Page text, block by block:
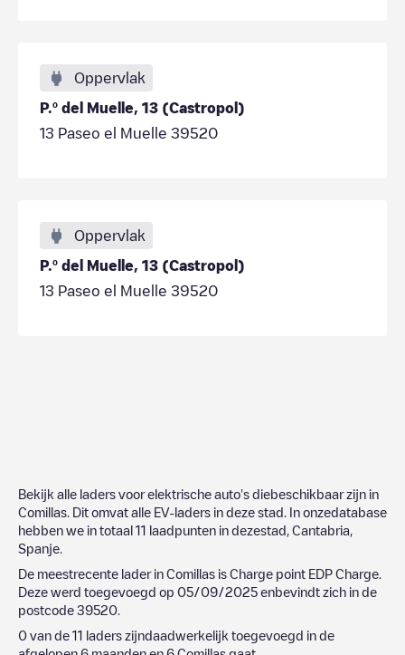
Oppervlak
P.º del Muelle, 13 (Castropol)
13 Paseo el Muelle 39520
Oppervlak
P.º del Muelle, 13 (Castropol)
13 Paseo el Muelle 39520
Bekijk alle laders voor elektrische auto's diebeschikbaar zijn in
Comillas . Dit omvat alle EV-laders in deze stad. In onzedatabase
hebben we in totaal 11 laadpunten in dezestad, Cantabria
Spanje
De meestrecente lader in Comillas is Charge point EDP Charge
Deze werd toegevoegd op 05/09/2025 enbevindt zich in de
postcode 39520
0 van de 11 laders zijndaadwerkelijk toegevoegd in de